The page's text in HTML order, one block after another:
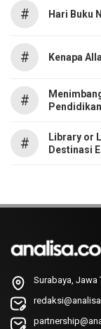
# Hari Buku
# Kenapa
#
#
Library or
Destinasi
Surabaya, Jawa